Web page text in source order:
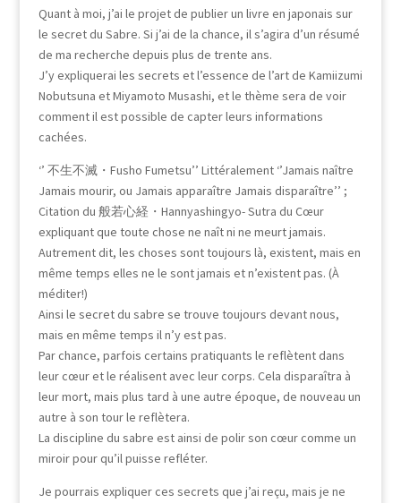
Quant à moi, j’ai le projet de publier un livre en japonais sur
le secret du Sabre. Si j’ai de la chance, il s’agira d’un résumé
de ma recherche depuis plus de trente ans.
J’y expliquerai les secrets et l’essence de l’art de Kamiizumi
Nobutsuna et Miyamoto Musashi, et le thème sera de voir
comment il est possible de capter leurs informations
cachées.
‘’ 不生不滅・Fusho Fumetsu’’ Littéralement ‘’Jamais naître
Jamais mourir, ou Jamais apparaître Jamais disparaître’’ ;
Citation du 般若心経・Hannyashingyo- Sutra du Cœur
expliquant que toute chose ne naît ni ne meurt jamais.
Autrement dit, les choses sont toujours là, existent, mais en
même temps elles ne le sont jamais et n’existent pas. (À
méditer!)
Ainsi le secret du sabre se trouve toujours devant nous,
mais en même temps il n’y est pas.
Par chance, parfois certains pratiquants le reflètent dans
leur cœur et le réalisent avec leur corps. Cela disparaîtra à
leur mort, mais plus tard à une autre époque, de nouveau un
autre à son tour le reflètera.
La discipline du sabre est ainsi de polir son cœur comme un
miroir pour qu’il puisse refléter.
Je pourrais expliquer ces secrets que j’ai reçu, mais je ne